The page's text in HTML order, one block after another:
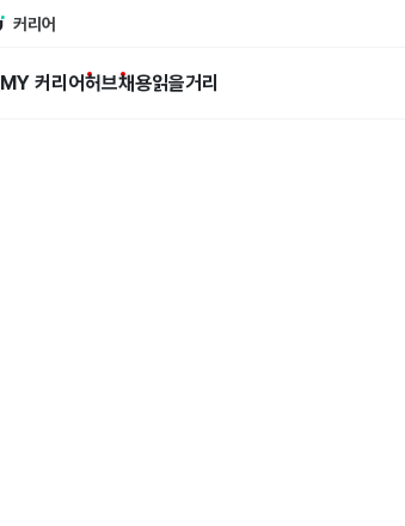
커리어
MY 커리어허브채용읽을거리